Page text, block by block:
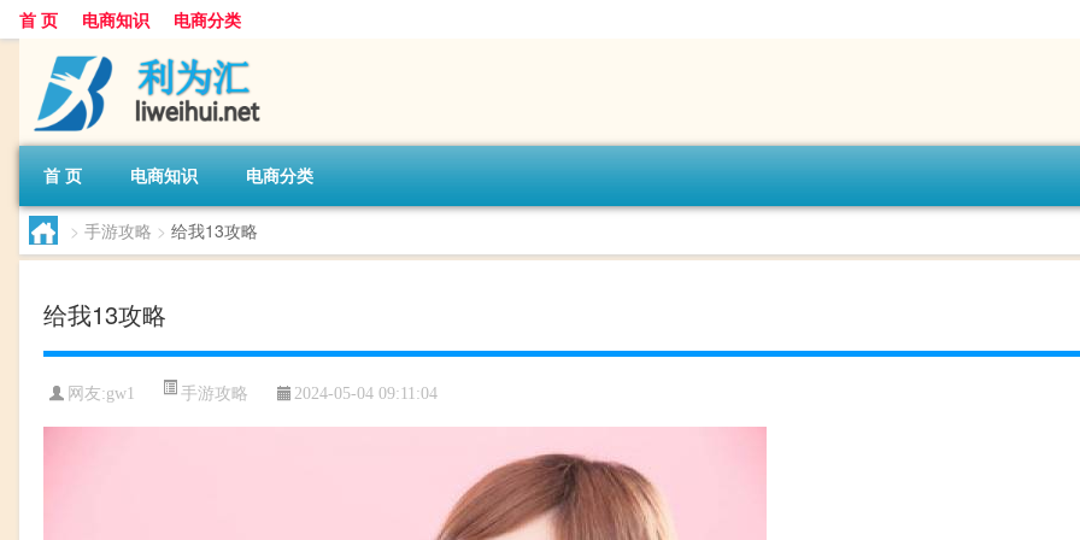
首 页 电商知识 电商分类
首 页 电商知识 电商分类
> 手游攻略 > 给我13攻略
给我13攻略
网友:gw1 手游攻略 2024-05-04 09:11:04